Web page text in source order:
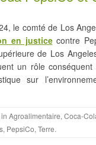
le comté de Los
en justicecontre
de Los
un rôle conséquent
sur
in Agroalimentaire, Coca-
, PepsiCo, Terre.